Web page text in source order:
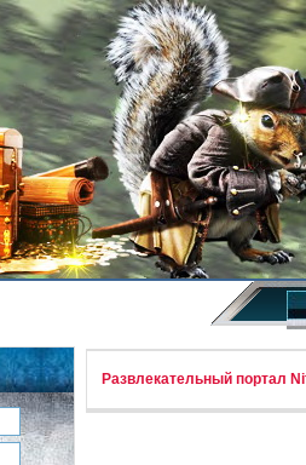
Развлекательный портал